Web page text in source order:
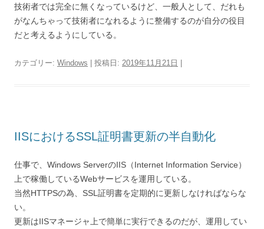
技術者では完全に無くなっているけど、一般人として、だれも
がなんちゃって技術者になれるように整備するのが自分の役目
だと考えるようにしている。
カテゴリー: Windows | 投稿日: 2019年11月21日
IISにおけるSSL証明書更新の半自動化
仕事で、Windows ServerのIIS（Internet Information Service）
上で稼働しているWebサービスを運用している。
当然HTTPSの為、SSL証明書を定期的に更新しなければならな
い。
更新はIISマネージャ上で簡単に実行できるのだが、運用してい